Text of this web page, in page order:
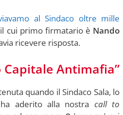
al Sindaco oltre mille
cui primo firmatario è Nando
ricevere risposta.
Capitale Antimafia”
quando il Sindaco Sala, lo
aderito alla nostra call to